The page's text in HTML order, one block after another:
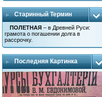
Старинный Термин
ПОЛЕТНАЯ – в Древней Руси:
грамота о погашении долга в
рассрочку.
Последняя Картинка